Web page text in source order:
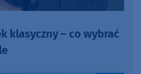
klasyczny – co wybrać